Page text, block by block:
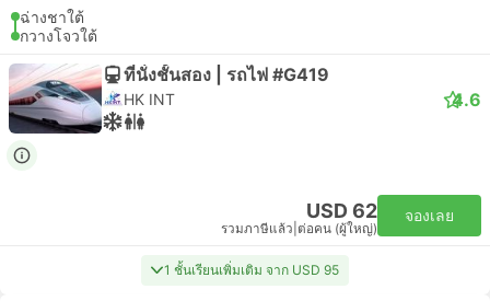
ฉ่างชาใต้
กวางโจวใต้
ที่นั่งชั้นสอง | รถไฟ #G419
HK INT 4.6
USD 62
รวมภาษีแล้ว ต่อคน (ผู้ใหญ่)
จองเลย
1 ชั้นเรียนเพิ่มเติม จาก USD 95